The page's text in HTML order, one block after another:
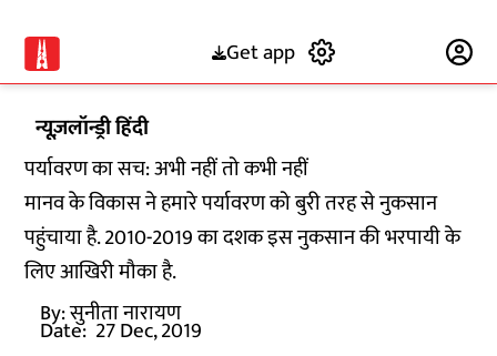
Get app
न्यूज़लॉन्ड्री हिंदी
पर्यावरण का सच: अभी नहीं तो कभी नहीं
मानव के विकास ने हमारे पर्यावरण को बुरी तरह से नुकसान
पहुंचाया है. 2010-2019 का दशक इस नुकसान की भरपायी के
लिए आखिरी मौका है.
By:सुनीता नारायण
Date: 27 Dec, 2019